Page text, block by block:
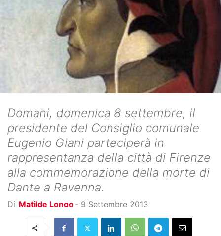
Domani, domenica 8 settembre, il
presidente del Consiglio comunale
Eugenio Giani parteciperà in
rappresentanza della città di Firenze
alla commemorazione della morte di
Dante a Ravenna.
Di Matilde Longo - 9 Settembre 2013